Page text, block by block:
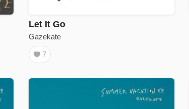
Let It Go
Gazekate
7